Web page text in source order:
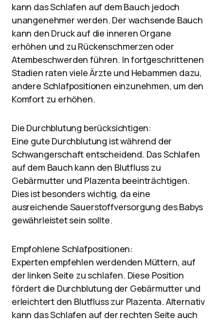
kann das Schlafen auf dem Bauch jedoch
unangenehmer werden. Der wachsende Bauch
kann den Druck auf die inneren Organe
erhöhen und zu Rückenschmerzen oder
Atembeschwerden führen. In fortgeschrittenen
Stadien raten viele Ärzte und Hebammen dazu,
andere Schlafpositionen einzunehmen, um den
Komfort zu erhöhen.
Die Durchblutung berücksichtigen:
Eine gute Durchblutung ist während der
Schwangerschaft entscheidend. Das Schlafen
auf dem Bauch kann den Blutfluss zu
Gebärmutter und Plazenta beeinträchtigen.
Dies ist besonders wichtig, da eine
ausreichende Sauerstoffversorgung des Babys
gewährleistet sein sollte.
Empfohlene Schlafpositionen:
Experten empfehlen werdenden Müttern, auf
der linken Seite zu schlafen. Diese Position
fördert die Durchblutung der Gebärmutter und
erleichtert den Blutfluss zur Plazenta. Alternativ
kann das Schlafen auf der rechten Seite auch